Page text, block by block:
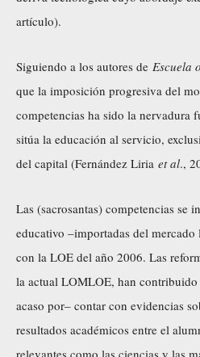
artículo).
Siguiendo a los autores de Escuela
que la imposición progresiva del
competencias ha sido la nervadura
sitúa la educación al servicio,
del capital (Fernández Liria et al.,
Las (sacrosantas) competencias se
educativo –importadas del
con la LOE del año 2006. Las
la actual LOMLOE, han contribuido
acaso por– contar con evidencias
resultados académicos entre el
relevantes como las ciencias y las